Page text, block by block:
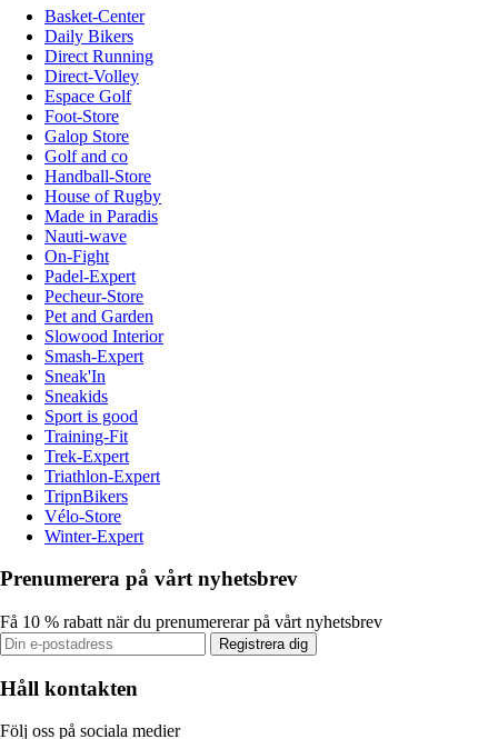
Basket-Center
Daily Bikers
Direct Running
Direct-Volley
Espace Golf
Foot-Store
Galop Store
Golf and co
Handball-Store
House of Rugby
Made in Paradis
Nauti-wave
On-Fight
Padel-Expert
Pecheur-Store
Pet and Garden
Slowood Interior
Smash-Expert
Sneak'In
Sneakids
Sport is good
Training-Fit
Trek-Expert
Triathlon-Expert
TripnBikers
Vélo-Store
Winter-Expert
Prenumerera på vårt nyhetsbrev
Få 10 % rabatt när du prenumererar på vårt nyhetsbrev
Registrera dig
Håll kontakten
Följ oss på sociala medier